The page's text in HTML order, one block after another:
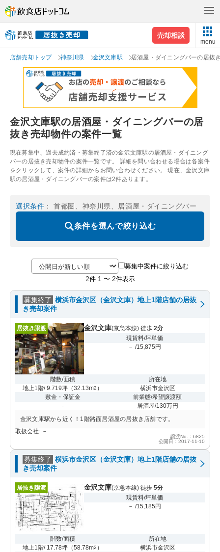
売却相談
menu
店舗売却トップ 神奈川県 金沢文庫駅 居酒屋・ダイニングバーの居抜
金沢文庫駅の居酒屋・ダイニングバーの居
抜き売却物件の案件一覧
現在募集中、過去成約済・募集終了済の金沢文庫駅の居酒屋・ダイニング
バーの居抜き売却物件の案件一覧です。 詳細を問い合わせる場合は各案件
をクリックして、案件の詳細からお問い合わせください。 現在、金沢文庫
駅の居酒屋・ダイニングバーの案件は2件あります。
選択条件 ： 首都圏、神奈川県、居酒屋・ダイニングバー
条件を選んで絞り込む
募集中案件に絞り込む
2件 1 〜 2件表示
募集終了 横浜市金沢区（金沢文庫）地上1階店舗の居抜
き売却案件
居抜き譲渡 金沢文庫(京急本線) 徒歩 2分
現賃料/坪単価
－ /15,875円
階数/面積
地上1階/ 9.719坪 （32.13m2 ）
所在地
横浜市金沢区
敷金・保証金
-
前業態/希望譲渡額
居酒屋/130万円
金沢文庫駅から近く！1階路面居酒屋の居抜き店舗です。
取扱会社: －
譲渡No.：6825
公開日：2017-11-10
募集終了 横浜市金沢区（金沢文庫）地上1階店舗の居抜
き売却案件
居抜き譲渡 金沢文庫(京急本線) 徒歩 5分
現賃料/坪単価
－ /15,185円
階数/面積
地上1階/ 17.78坪 （58.78m2 ）
所在地
横浜市金沢区